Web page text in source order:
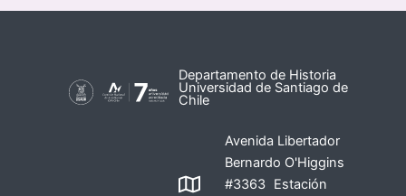
Departamento de Historia
Universidad de Santiago de
Chile
Avenida Libertador
Bernardo O'Higgins
#3363 Estación